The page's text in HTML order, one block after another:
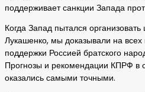
поддерживает санкции Запада
Когда Запад пытался
Лукашенко, мы доказывали на
поддержки Россией братского
Прогнозы и рекомендации КПРФ в
оказались самыми точными.